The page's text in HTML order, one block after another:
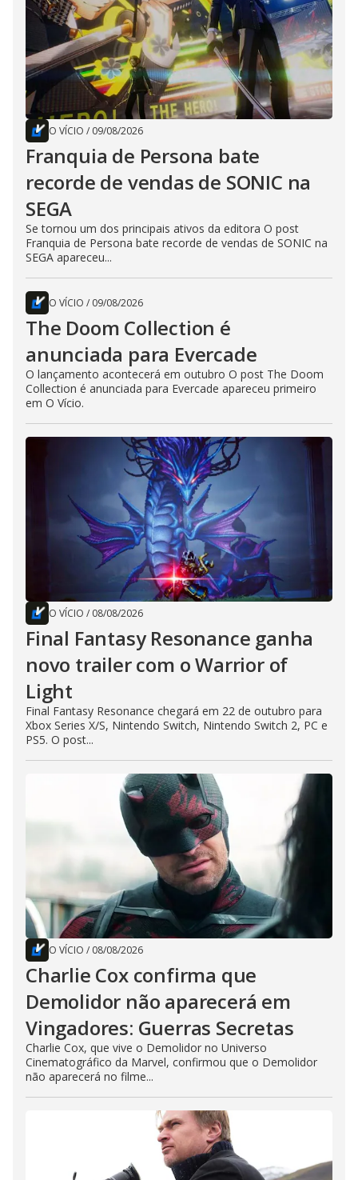
O VÍCIO / 09/08/2026
Franquia de Persona bate
recorde de vendas de SONIC na
SEGA
Se tornou um dos principais ativos da editora O post
Franquia de Persona bate recorde de vendas de SONIC na
SEGA apareceu...
O VÍCIO / 09/08/2026
The Doom Collection é
anunciada para Evercade
O lançamento acontecerá em outubro O post The Doom
Collection é anunciada para Evercade apareceu primeiro
em O Vício.
O VÍCIO / 08/08/2026
Final Fantasy Resonance ganha
novo trailer com o Warrior of
Light
Final Fantasy Resonance chegará em 22 de outubro para
Xbox Series X/S, Nintendo Switch, Nintendo Switch 2, PC e
PS5. O post...
O VÍCIO / 08/08/2026
Charlie Cox confirma que
Demolidor não aparecerá em
Vingadores: Guerras Secretas
Charlie Cox, que vive o Demolidor no Universo
Cinematográfico da Marvel, confirmou que o Demolidor
não aparecerá no filme...